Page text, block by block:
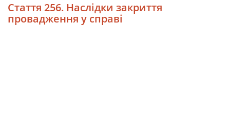
Стаття 256. Наслідки закриття
провадження у справі